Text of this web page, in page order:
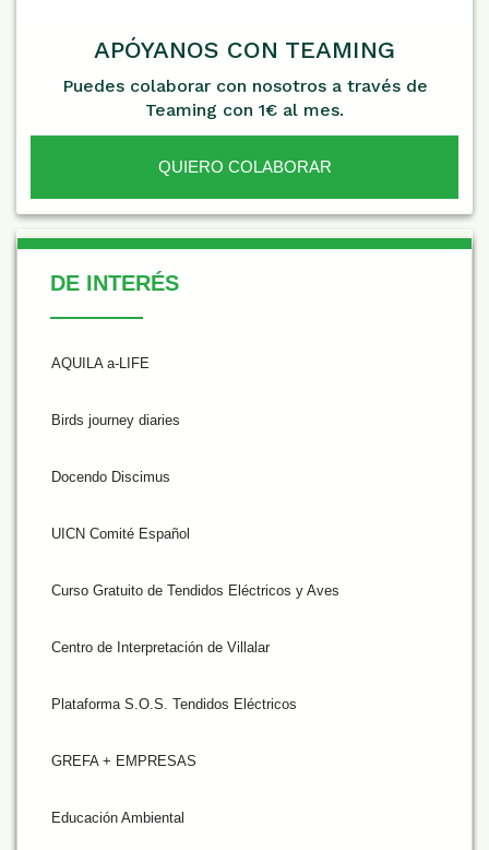
APÓYANOS CON TEAMING
Puedes colaborar con nosotros a través de
Teaming con 1€ al mes.
QUIERO COLABORAR
De Interés
DE INTERÉS
AQUILA a-LIFE
Birds journey diaries
Docendo Discimus
UICN Comité Español
Curso Gratuito de Tendidos Eléctricos y Aves
Centro de Interpretación de Villalar
Plataforma S.O.S. Tendidos Eléctricos
GREFA + EMPRESAS
Educación Ambiental